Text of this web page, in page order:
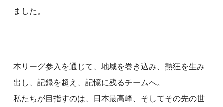
ました。
本リーグ参入を通じて、地域を巻き込み、熱狂を生み
出し、記録を超え、記憶に残るチームへ。
私たちが目指すのは、日本最高峰、そしてその先の世